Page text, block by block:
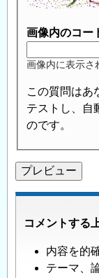
画像内のコー
画像内に表示さ
この質問はあ
テストし、自
のです。
コメントする
内容を的
テーマ、